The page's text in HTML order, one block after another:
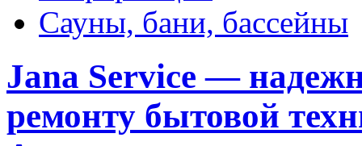
Сауны, бани, бассейны
Jana Service —
ремонту бытовой